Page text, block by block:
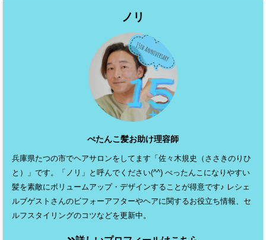
ノリ
ぺたんこ髪お助け理容師
兵庫県たつの市でヘアサロンをしてます「佐々木規史（ささきのりひ
と）」です。「ノリ」と呼んでください(^^) ぺったんこになりやすい
髪を素敵にボリュームアップ・デザインすることが得意です♪ レシェ
ルブゲストさんのビフォーアフターやヘアに関するお役立ち情報、セ
ルフスタイリングのコツなどを更新中。